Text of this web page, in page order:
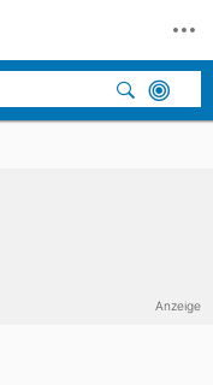
Anzeige